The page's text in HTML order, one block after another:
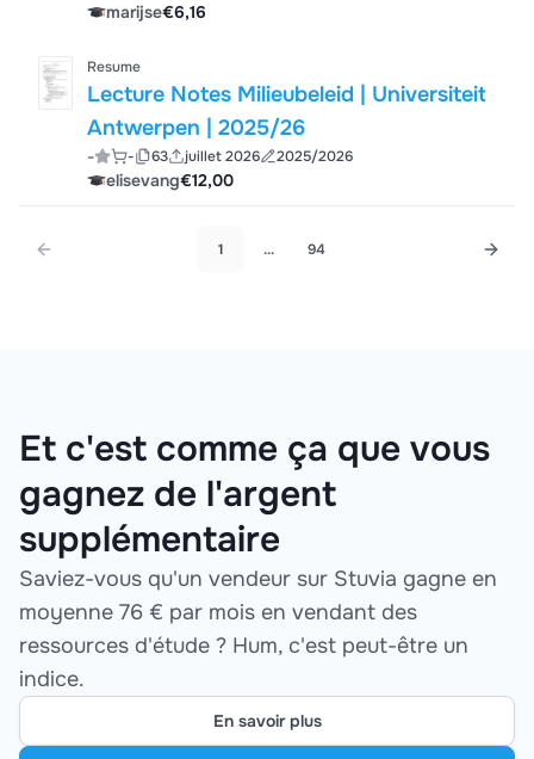
marijse€6,16
Resume
Lecture Notes Milieubeleid | Universiteit
Antwerpen | 2025/26
- - 63 juillet 2026 2025/2026
elisevang€12,00
1 ... 94
Et c'est comme ça que vous
gagnez de l'argent
supplémentaire
Saviez-vous qu'un vendeur sur Stuvia gagne en
moyenne 76 € par mois en vendant des
ressources d'étude ? Hum, c'est peut-être un
indice.
En savoir plus